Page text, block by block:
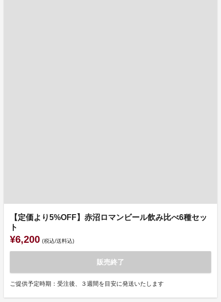
【定価より5%OFF】赤沼ロマンビール飲み比べ6種セッ
ト
¥6,200 (税込/送料込)
販売終了
ご提供予定時期：受注後、３週間を目安に発送いたします